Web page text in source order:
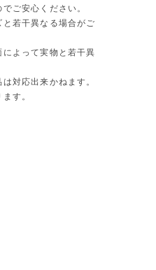
ご安心ください。
若干異なる場合がご
よって実物と若干異
対応出来かねます。
す。